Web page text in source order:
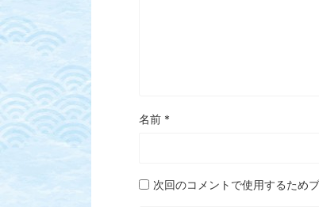
名前 *
次回のコメントで使用するため